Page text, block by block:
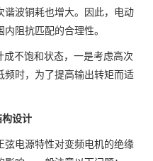
谐波铜耗也增大。因此，电动
阻抗匹配的合理性。
不饱和状态，一是考虑高次
频时，为了提高输出转矩而适
设计
电源特性对变频电机的绝缘